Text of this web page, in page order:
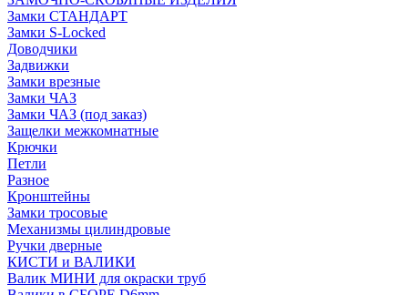
Замки СТАНДАРТ
Замки S-Locked
Доводчики
Задвижки
Замки врезные
Замки ЧАЗ
Замки ЧАЗ (под заказ)
Защелки межкомнатные
Крючки
Петли
Разное
Кронштейны
Замки тросовые
Механизмы цилиндровые
Ручки дверные
КИСТИ и ВАЛИКИ
Валик МИНИ для окраски труб